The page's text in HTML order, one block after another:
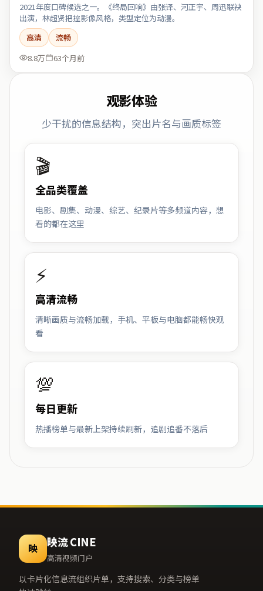
2021年度口碑候选之一。《终局回响》由张译、河正宇、周迅联袂
出演，林超贤把控影像风格，类型定位为动漫。
高清
流畅
8.8万
63个月前
观影体验
少干扰的信息结构，突出片名与画质标签
🎬
全品类覆盖
电影、剧集、动漫、综艺、纪录片等多频道内容，想
看的都在这里
⚡
高清流畅
清晰画质与流畅加载，手机、平板与电脑都能畅快观
看
💯
每日更新
热播榜单与最新上架持续刷新，追剧追番不落后
映 映流 CINE
高清视频门户
以卡片化信息流组织片单，支持搜索、分类与榜单